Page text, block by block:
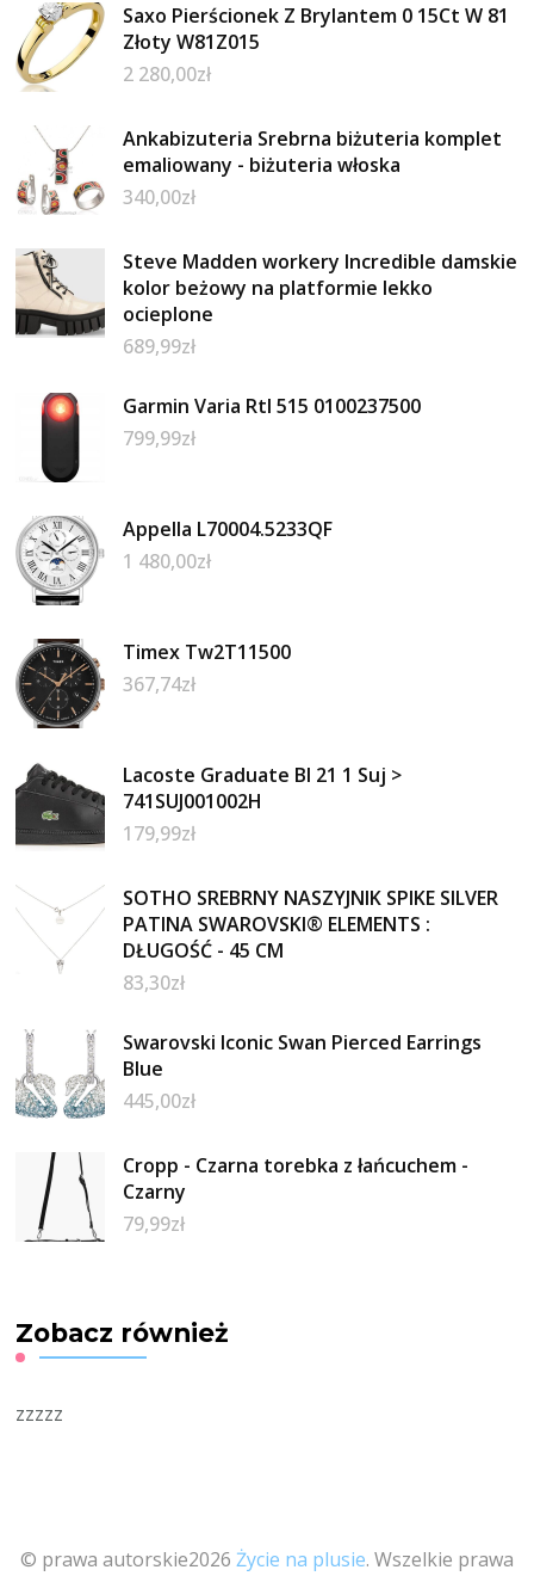
Saxo Pierścionek Z Brylantem 0 15Ct W 81
Złoty W81Z015
2 280,00zł
Ankabizuteria Srebrna biżuteria komplet
emaliowany - biżuteria włoska
340,00zł
Steve Madden workery Incredible damskie
kolor beżowy na platformie lekko
ocieplone
689,99zł
Garmin Varia Rtl 515 0100237500
799,99zł
Appella L70004.5233QF
1 480,00zł
Timex Tw2T11500
367,74zł
Lacoste Graduate Bl 21 1 Suj >
741SUJ001002H
179,99zł
SOTHO SREBRNY NASZYJNIK SPIKE SILVER
PATINA SWAROVSKI® ELEMENTS :
DŁUGOŚĆ - 45 CM
83,30zł
Swarovski Iconic Swan Pierced Earrings
Blue
445,00zł
Cropp - Czarna torebka z łańcuchem -
Czarny
79,99zł
Zobacz również
zzzzz
© prawa autorskie2026 Życie na plusie. Wszelkie prawa